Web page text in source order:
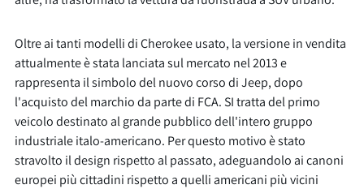
Oltre ai tanti modelli di Cherokee usato, la versione in vendita
attualmente è stata lanciata sul mercato nel 2013 e
rappresenta il simbolo del nuovo corso di Jeep, dopo
l'acquisto del marchio da parte di FCA. SI tratta del primo
veicolo destinato al grande pubblico dell'intero gruppo
industriale italo-americano. Per questo motivo è stato
stravolto il design rispetto al passato, adeguandolo ai canoni
europei più cittadini rispetto a quelli americani più vicini